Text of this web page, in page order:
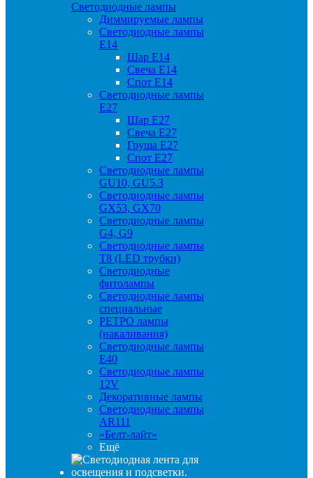
Светодиодные лампы
Диммируемые лампы
Светодиодные лампы
Е14
Шар Е14
Свеча Е14
Спот Е14
Светодиодные лампы
Е27
Шар Е27
Свеча Е27
Груша Е27
Спот Е27
Светодиодные лампы
GU10, GU5.3
Светодиодные лампы
GX53, GX70
Светодиодные лампы
G4, G9
Светодиодные лампы
Т8 (LED трубки)
Светодиодные
фитолампы
Светодиодные лампы
специальные
РЕТРО лампы
(накаливания)
Светодиодные лампы
E40
Светодиодные лампы
12V
Декоративные лампы
Светодиодные лампы
AR111
«Белт-лайт»
Ещё